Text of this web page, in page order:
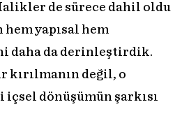
de sürece dahil oldu
yapısal hem
daha da derinleştirdik.
kırılmanın değil, o
dönüşümün şarkısı